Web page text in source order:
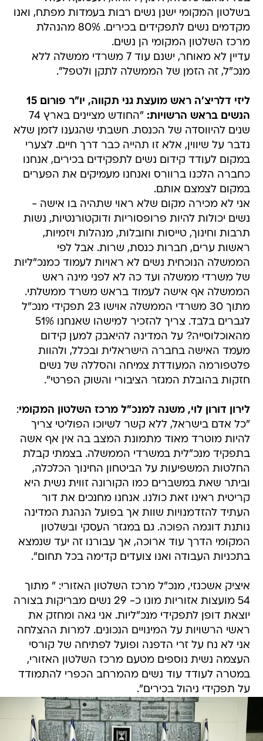
בשלטון המקומי ישנן נשים רבות בעמדות מפתח, ואנו
מקדמים נשים לתפקידים בכירים. 80% מהנהלת
מרכז השלטון המקומי הן נשים.
עדיין לא מאוחר, ישנם עוד 7 משרדי ממשלה ללא
מנכ"ל, זה הזמן של הממשלה לתקן ולטפל".
ליזי דלריצ'ה ראש מועצת גני תקווה, יו"ר פורום 15
הנשים בראש הרשויות:
"החודש מציינים בארץ 74
שנים להיווסדה של הכנסת. חשבתי שהגענו לזמן שלא
נדבר על שיווין, אלא זו תהייה כבר דרך חיים. לצערי
במקום לעודד קידום נשים לתפקידים בכירים, אנחנו
כחברה הלכנו ברוורס ואנחנו מעמיקים את הפערים
במקום לצמצם אותם.
אני לא מכירה מקום שלא ראוי שתהיה בו אישה -
נשים יכולות להיות פרופסוריות ודוקטורנטיות, נשות
תרבות וחינוך, טייסות וחובלות, מנהלות ויזמיות,
ראשות ערים, חברות כנסת, שרות. אבל לפי
הממשלה הנוכחית נשים לא ראויות לעמוד כמנכ"ליות
של משרדי ממשלה ועד כה לא לפני מינה ראש
הממשלה אף אישה לעמוד בראש משרד ממשלתי.
מתוך 30 משרדי הממשלה אוישו 23 תפקידי מנכ"ל
לגברים בלבד. צריך להזכיר למישהו שאנחנו 51%
מהאוכלוסייה? על המדינה להיאבק למען קידום
מעמד האישה בחברה הישראלית ובכלל, ולהוות
פלטפורמה המעודדת צמיחה והסללה של נשים
חזקות בהובלת המגזר הציבורי והשוק הפרטי".
לירון דורון לוי, משנה למנכ"ל מרכז השלטון המקומי:
"כל אדם בישראל, ללא קשר לשיוכו הפוליטי צריך
להיות מוטרד מאוד מתמונת המצב בה אין אף אשה
בתפקיד מנכ"לית במשרדי הממשלה. בצמתי קבלת
החלטות המשפיעות על הביטחון החינוך הכלכלה,
וביתר שאת במשברים כמו הקורונה זווית נשית היא
קריטית ראינו זאת כולנו. אנחנו מחנכים את דור
העתיד להזדמנויות שוות אך בפועל הנהגת המדינה
נותנת דוגמה הפוכה. גם במגזר העסקי ובשלטון
המקומי הדרך עוד ארוכה, אך עבורנו זה יעד שנמצא
בתכניות העבודה ואנו צועדים קדימה בכל תחום".
איציק אשכנזי, מנכ"ל מרכז השלטון האזורי: " מתוך
54 מועצות אזוריות מונו כ- 29 נשים מבריקות בצורה
יוצאת דופן לתפקידי מנכ"ליות. אני גאה ומחזק את
ראשי הרשויות על המינויים הנכונים. למרות ההצלחה
אני לא נח על זרי הדפנה ופועל לפתיחה של קורסי
העצמה נשית נוספים מטעם מרכז השלטון האזורי,
במטרה לעודד עוד נשים מהמרחב הכפרי להתמודד
על תפקידי ניהול בכירים".